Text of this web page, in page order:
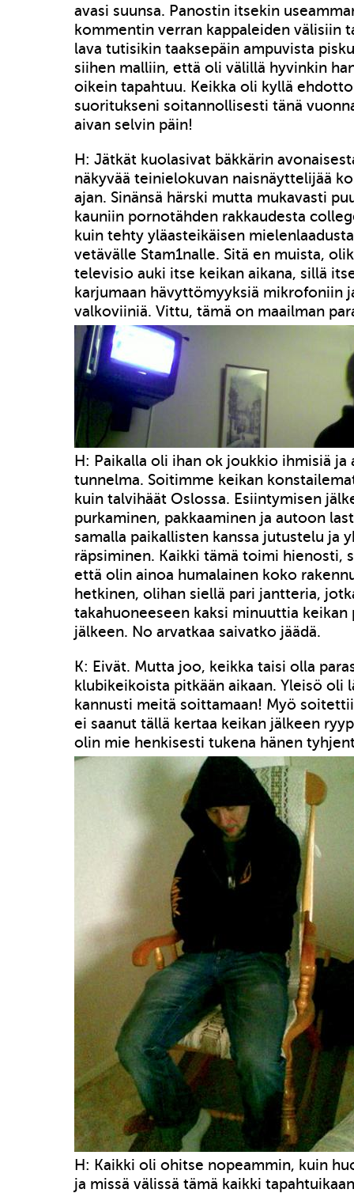
avasi suunsa. Panostin itsekin
kommentin verran kappaleiden välisiin
lava tutisikin taaksepäin ampuvista
siihen malliin, että oli välillä hyvinkin
oikein tapahtuu. Keikka oli kyllä
suoritukseni soitannollisesti tänä
aivan selvin päin!
H: Jätkät kuolasivat bäkkärin
näkyvää teinielokuvan naisnäyttelijää
ajan. Sinänsä härski mutta mukavasti
kauniin pornotähden rakkaudesta
kuin tehty yläasteikäisen
vetävälle Stam1nalle. Sitä en muista,
televisio auki itse keikan aikana, sillä
karjumaan hävyttömyyksiä mikrofoniin
valkoviiniä. Vittu, tämä on maailman
H: Paikalla oli ihan ok joukkio ihmisiä ja
tunnelma. Soitimme keikan
kuin talvihäät Oslossa. Esiintymisen
purkaminen, pakkaaminen ja autoon
samalla paikallisten kanssa jutustelu ja
räpsiminen. Kaikki tämä toimi hienosti,
että olin ainoa humalainen koko
hetkinen, olihan siellä pari jantteria,
takahuoneeseen kaksi minuuttia keikan
jälkeen. No arvatkaa saivatko jäädä.
K: Eivät. Mutta joo, keikka taisi olla
klubikeikoista pitkään aikaan. Yleisö oli
kannusti meitä soittamaan! Myö
ei saanut tällä kertaa keikan jälkeen
olin mie henkisesti tukena hänen
H: Kaikki oli ohitse nopeammin, kuin
ja missä välissä tämä kaikki